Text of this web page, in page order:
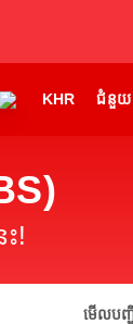
KHR ជំនួយ
!
មើលបញ្